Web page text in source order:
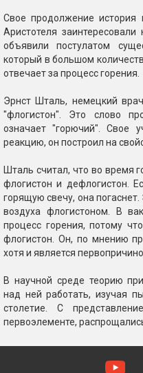
Свое продолжение история
Аристотеля
объявили постулатом
который в большом
отвечает за процесс горения.
Эрнст Шталь, немецкий
"флогистон". Это слово
означает "горючий". Свое
реакцию, он построил на
Шталь считал, что во время
флогистон и дефлогистон.
горящую свечу, она
воздуха флогистоном. В
процесс горения, потому
флогистон. Он, по мнению
хотя и является
В научной среде теорию
над ней работать, изучая
столетие. С
первоэлементе,